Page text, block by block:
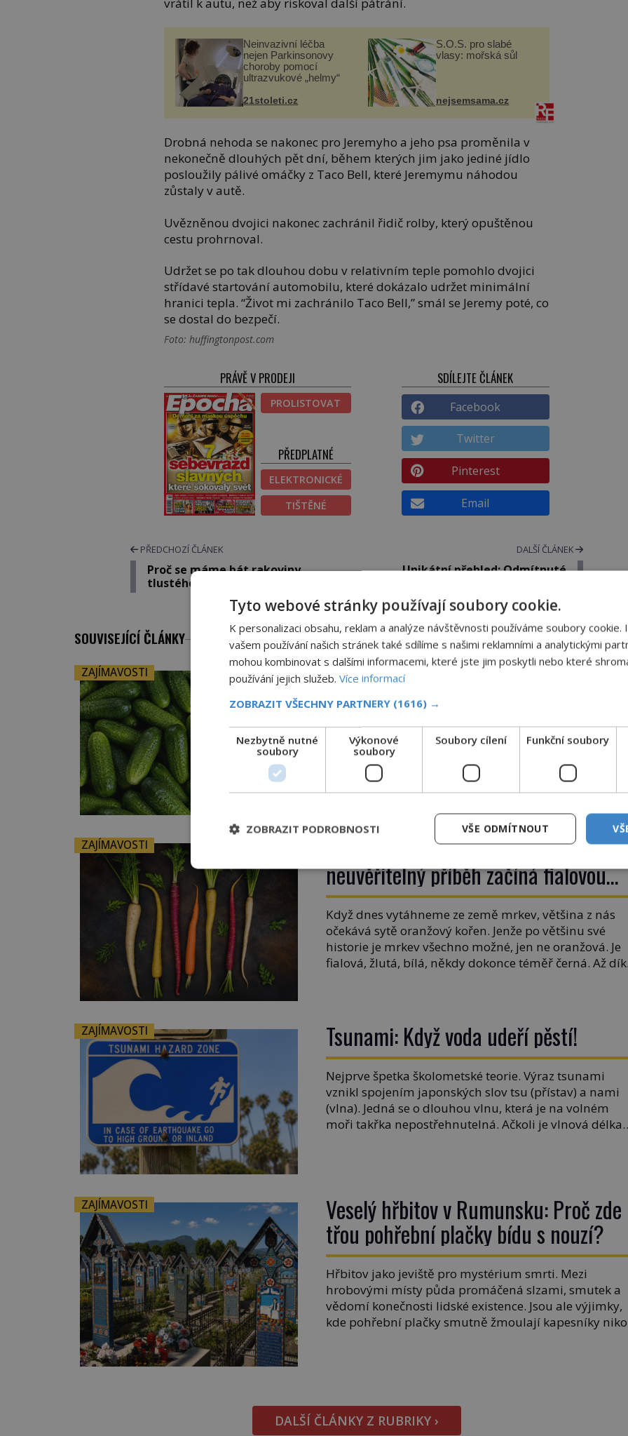
vrátil k autu, než aby riskoval další pátrání.
Neinvazivní léčba
nejen Parkinsonovy
choroby pomocí
ultrazvukové „helmy“
21stoleti.cz
S.O.S. pro slabé
vlasy: mořská sůl
nejsemsama.cz
Drobná nehoda se nakonec pro Jeremyho a jeho psa proměnila v
nekonečně dlouhých pět dní, během kterých jim jako jediné jídlo
posloužily pálivé omáčky z Taco Bell, které Jeremymu náhodou
zůstaly v autě.
Uvězněnou dvojici nakonec zachránil řidič rolby, který opuštěnou
cestu prohrnoval.
Udržet se po tak dlouhou dobu v relativním teple pomohlo dvojici
střídavé startování automobilu, které dokázalo udržet minimální
hranici tepla. “Život mi zachránilo Taco Bell,” smál se Jeremy poté, co
se dostal do bezpečí.
Foto: huffingtonpost.com
PRÁVĚ V PRODEJI
PROLISTOVAT
PŘEDPLATNÉ
ELEKTRONICKÉ
TIŠTĚNÉ
SDÍLEJTE ČLÁNEK
Facebook
Twitter
Pinterest
Email
PŘEDCHOZÍ ČLÁNEK
Proč se máme bát rakoviny
tlustého střeva?
DALŠÍ ČLÁNEK
Unikátní přehled: Odmítnuté
miliony
SOUVISEJÍCÍ ČLÁNKY
ZAJÍMAVOSTI Kde se vzala okurková sezóna?
nehrají, v parlamentu se nehlasuje, všichni jsou na
dovolené a média tak nemají o čem mluvit a psát. A
vymýšlejí si proto témata, které nikoho nezajímají. Proč
je však ona letní doba spojovaná zrovna s okurkami?
Okurkovou sezónu známe už od poloviny 19. století,
ovšem jako Češi […]
ZAJÍMAVOSTI Mrkev není jen oranžová. Její
neuvěřitelný příběh začíná fialovou
barvou
Když dnes vytáhneme ze země mrkev, většina z nás
očekává sytě oranžový kořen. Jenže po většinu své
historie je mrkev všechno možné, jen ne oranžová. Je
fialová, žlutá, bílá, někdy dokonce téměř černá. Až
ZAJÍMAVOSTI Tsunami: Když voda udeří pěstí!
Nejprve špetka školometské teorie. Výraz tsunami
vznikl spojením japonských slov tsu (přístav) a nami
(vlna). Jedná se o dlouhou vlnu, která je na volném
moři takřka nepostřehnutelná. Ačkoli je vlnová délka
ZAJÍMAVOSTI Veselý hřbitov v Rumunsku: Proč zde
třou pohřební plačky bídu s nouzí?
Hřbitov jako jeviště pro mystérium smrti. Mezi
hrobovými místy půda promáčená slzami, smutek a
vědomí konečnosti lidské existence. Jsou ale výjimky,
kde pohřební plačky smutně žmoulají kapesníky
nedaleko hranic […]
DALŠÍ ČLÁNKY Z RUBRIKY ›
Tyto webové stránky používají soubory cookie.
K personalizaci obsahu, reklam a analýze návštěvnosti používáme soubory cookie.
vašem používání našich stránek také sdílíme s našimi reklamními a analytickými
mohou kombinovat s dalšími informacemi, které jste jim poskytli nebo které
používání jejich služeb. Více informací
ZOBRAZIT VŠECHNY PARTNERY (1616) →
Nezbytně nutné
soubory
Výkonové
soubory
Soubory cílení Funkční soubory
VŠE ODMÍTNOUT
ZOBRAZIT PODROBNOSTI